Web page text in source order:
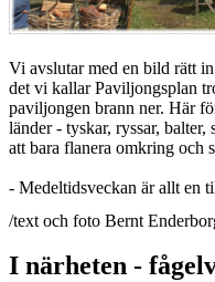
Vi avslutar med en bild rätt
det vi kallar Paviljongsplan
paviljongen brann ner. Här
länder - tyskar, ryssar,
att bara flanera omkring och
- Medeltidsveckan är allt en
/text och foto Bernt
I närheten -